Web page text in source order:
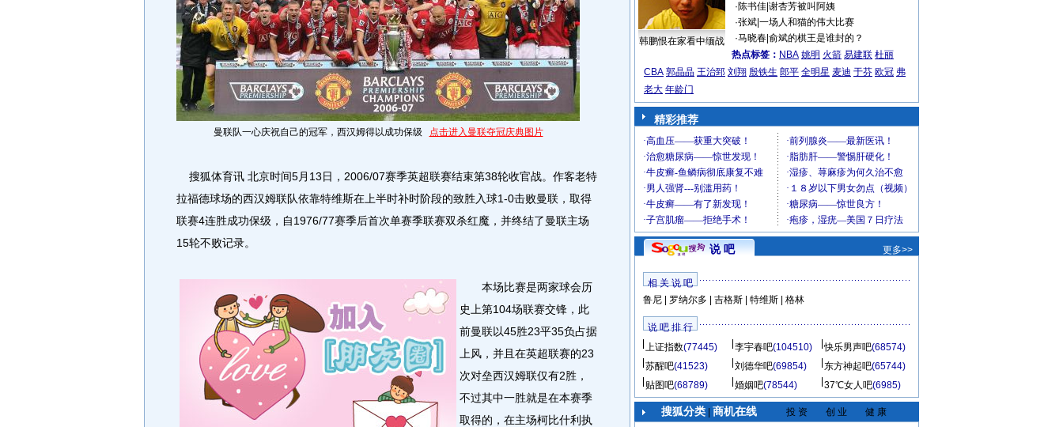
曼联队一心庆祝自己的冠军，西汉姆得以成功保级 点击进入曼联夺冠庆典图片
搜狐体育讯 北京时间5月13日，2006/07赛季英超联赛结束第38轮收官战。作客老特
拉福德球场的西汉姆联队依靠特维斯在上半时补时阶段的致胜入球1-0击败曼联，取得
联赛4连胜成功保级，自1976/77赛季后首次单赛季联赛双杀红魔，并终结了曼联主场
15轮不败记录。
本场比赛是两家球会历
史上第104场联赛交锋，此
前曼联以45胜23平35负占据
上风，并且在英超联赛的23
次对垒西汉姆联仅有2胜，
不过其中一胜就是在本赛季
取得的，在主场柯比什利执
韩鹏恨在家看中缅战
·陈书佳| 谢杏芳被叫阿姨
·张斌| 一场人和猫的伟大比赛
·马晓春| 俞斌的棋王是谁封的？
热点标签： NBA 姚明 火箭 易建联 杜丽
CBA 郭晶晶 王治郅 刘翔 殷铁生 郎平 全明星 麦迪 于芬 欧冠 弗
老大 年龄门
精彩推荐
说 吧 更多>>
相 关 说 吧
鲁尼| 罗纳尔多 吉格斯| 特维斯| 格林
说 吧 排 行
上证指数(77445) 李宇春吧(104510) 快乐男声吧(68574)
苏醒吧(41523) 刘德华吧(69854) 东方神起吧(65744)
贴图吧(68789) 婚姻吧(78544) 37℃女人吧(6985)
搜狐分类| 商机在线 投 资 创 业 健 康